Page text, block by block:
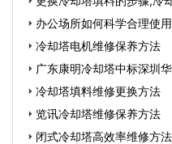
办公场所如何科学合理使
冷却塔电机维修保养方法
广东康明冷却塔中标深圳
冷却塔填料维修更换方法
览讯冷却塔维修保养方法
闭式冷却塔高效率维修方